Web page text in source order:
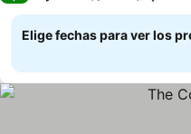
Elige fechas para ver los